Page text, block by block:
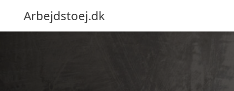
Arbejdstoej.dk